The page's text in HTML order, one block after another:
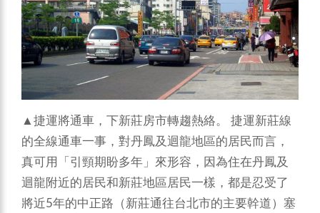
▲捷運將通車，下新莊房市轉趨熱絡。 捷運新莊線
的全線通車一事，對丹鳳及迴龍地區的居民而言，
真可用「引頸期盼多年」來形容，因為住在丹鳳及
迴龍附近的居民和新莊地區居民一樣，都是忍受了
將近5年的中正路（新莊通往台北市的主要幹道）塞